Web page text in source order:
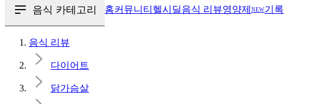
음식 카테고리 홈커뮤니티 헬시딜음식 리뷰영양제 NEW기록
음식 리뷰
다이어트
닭가슴살